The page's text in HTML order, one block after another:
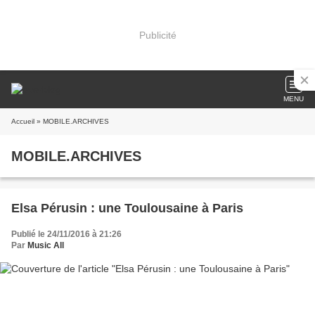
Publicité
MENU
Accueil » MOBILE.ARCHIVES
MOBILE.ARCHIVES
Elsa Pérusin : une Toulousaine à Paris
Publié le 24/11/2016 à 21:26
Par Music All